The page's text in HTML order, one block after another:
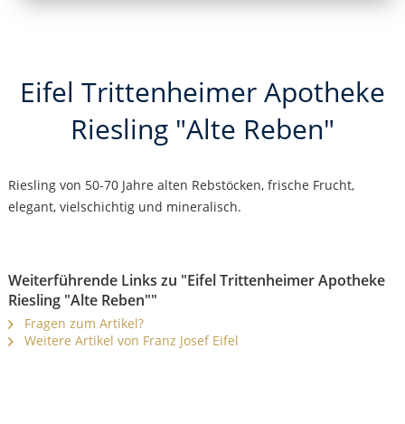
Eifel Trittenheimer Apotheke
Riesling "Alte Reben"
Riesling von 50-70 Jahre alten Rebstöcken, frische Frucht,
elegant, vielschichtig und mineralisch.
Weiterführende Links zu "Eifel Trittenheimer Apotheke
Riesling "Alte Reben""
Fragen zum Artikel?
Weitere Artikel von Franz Josef Eifel